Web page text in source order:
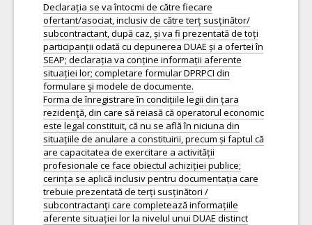
Declarația se va întocmi de către fiecare
ofertant/asociat, inclusiv de către terț susținător/
subcontractant, după caz, și va fi prezentată de toți
participanții odată cu depunerea DUAE și a ofertei în
SEAP; declarația va conține informații aferente
situației lor; completare formular DPRPCI din
formulare şi modele de documente.
Forma de înregistrare în condițiile legii din țara
rezidenţă, din care să reiasă că operatorul economic
este legal constituit, că nu se află în niciuna din
situațiile de anulare a constituirii, precum și faptul că
are capacitatea de exercitare a activității
profesionale ce face obiectul achiziției publice;
cerința se aplică inclusiv pentru documentația care
trebuie prezentată de terți susținători /
subcontractanţi care completează informațiile
aferente situației lor la nivelul unui DUAE distinct